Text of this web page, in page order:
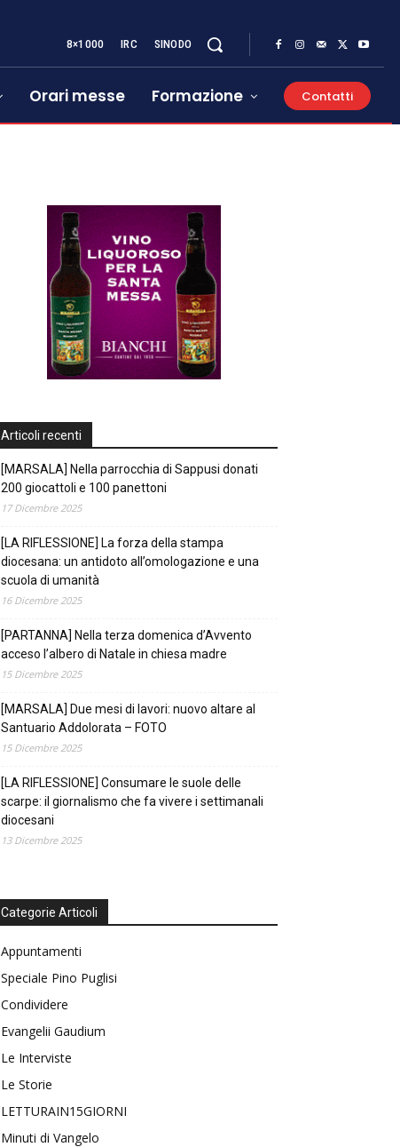
8×1000 IRC SINODO
Orari messe Formazione Contatti
Articoli recenti
[MARSALA] Nella parrocchia di Sappusi donati
200 giocattoli e 100 panettoni
17 Dicembre 2025
[LA RIFLESSIONE] La forza della stampa
diocesana: un antidoto all’omologazione e una
scuola di umanità
16 Dicembre 2025
[PARTANNA] Nella terza domenica d’Avvento
acceso l’albero di Natale in chiesa madre
15 Dicembre 2025
[MARSALA] Due mesi di lavori: nuovo altare al
Santuario Addolorata – FOTO
15 Dicembre 2025
[LA RIFLESSIONE] Consumare le suole delle
scarpe: il giornalismo che fa vivere i settimanali
diocesani
13 Dicembre 2025
Categorie Articoli
Appuntamenti
Speciale Pino Puglisi
Condividere
Evangelii Gaudium
Le Interviste
Le Storie
LETTURAIN15GIORNI
Minuti di Vangelo